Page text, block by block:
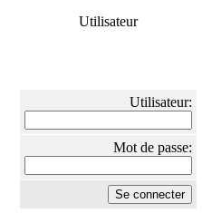
Utilisateur
Utilisateur:
Mot de passe: